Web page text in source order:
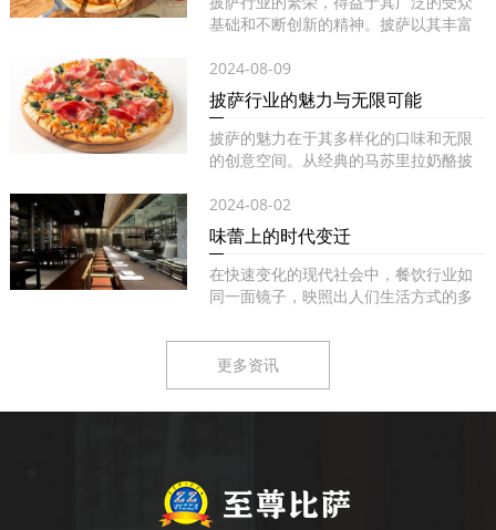
基础和不断创新的精神。披萨以其丰富
2024-08-09
披萨行业的魅力与无限可能
披萨的魅力在于其多样化的口味和无限
的创意空间。从经典的马苏里拉奶酪披
2024-08-02
味蕾上的时代变迁
在快速变化的现代社会中，餐饮行业如
同一面镜子，映照出人们生活方式的多
更多资讯